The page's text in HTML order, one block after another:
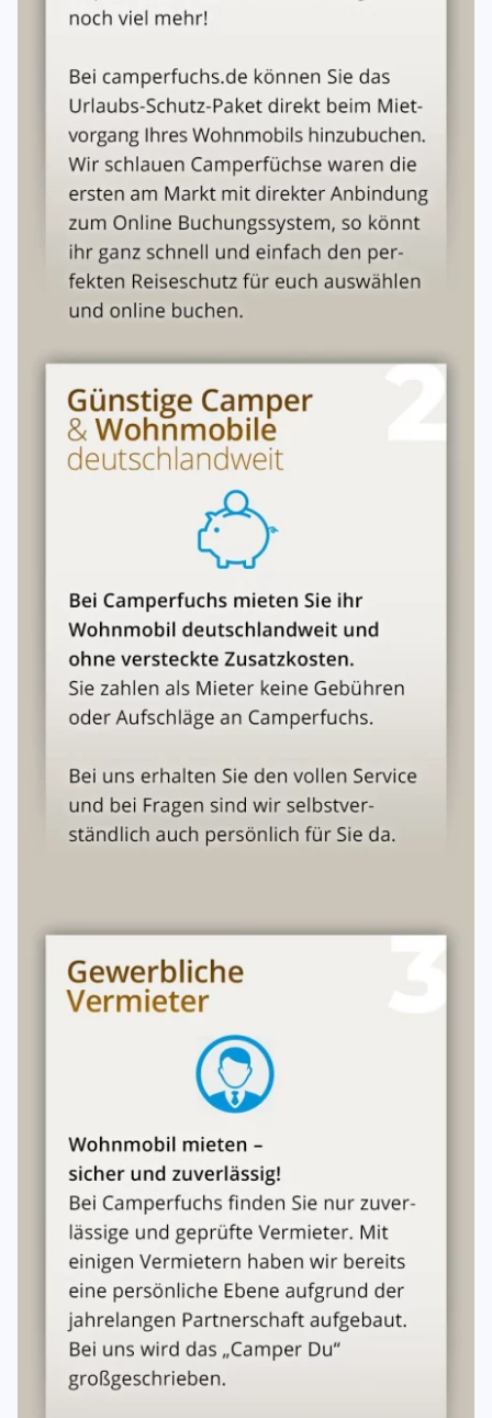
Festivals o. ä.:nur nach Absprache
Erlaubte Reiseländer:
EU, Norwegen, Schweiz
Optional buchbar
Navigationssystem